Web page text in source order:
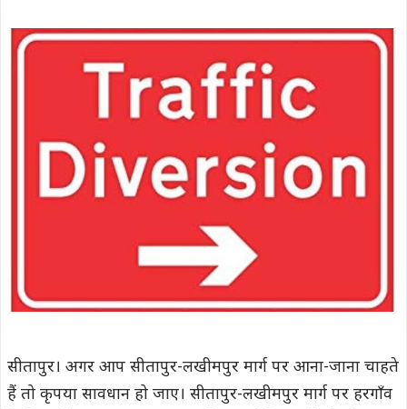
सीतापुर। अगर आप सीतापुर-लखीमपुर मार्ग पर आना-जाना चाहते
हैं तो कृपया सावधान हो जाए। सीतापुर-लखीमपुर मार्ग पर हरगाँव